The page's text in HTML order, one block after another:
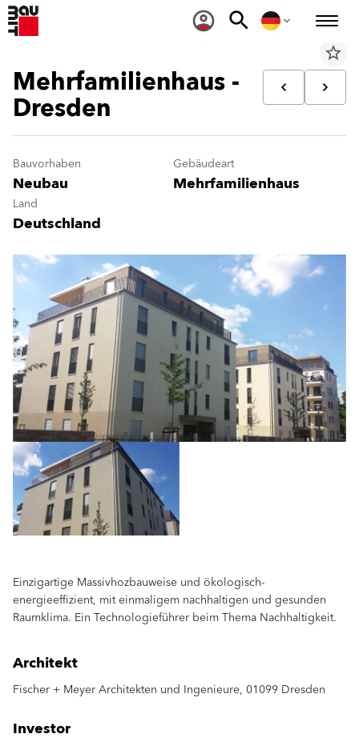
star_border
Mehrfamilienhaus -
Dresden
Bauvorhaben
Neubau
Gebäudeart
Mehrfamilienhaus
Land
Deutschland
Einzigartige Massivhozbauweise und ökologisch-
energieeffizient, mit einmaligem nachhaltigen und gesunden
Raumklima. Ein Technologieführer beim Thema Nachhaltigkeit.
Architekt
Fischer + Meyer Architekten und Ingenieure, 01099 Dresden
Investor